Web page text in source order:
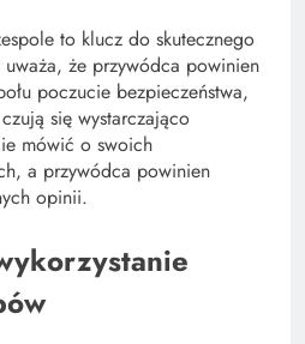
to klucz do skutecznego
uważa, że przywódca powinien
poczucie bezpieczeństwa,
się wystarczająco
mówić o swoich
a przywódca powinien
opinii.